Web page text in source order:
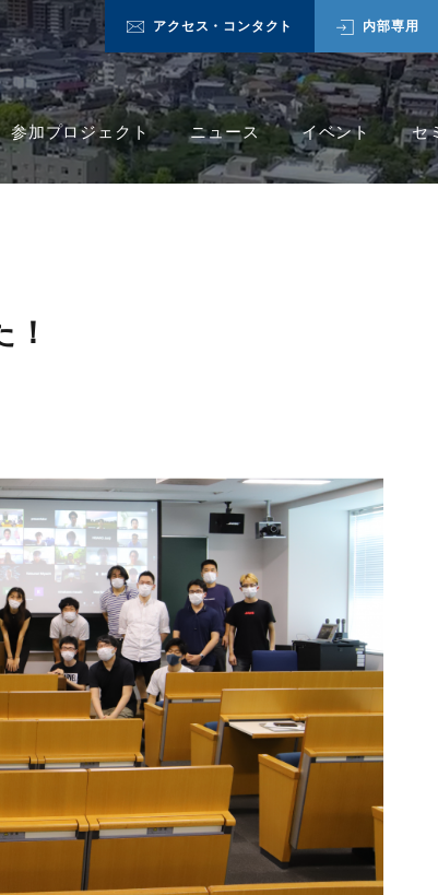
アクセス・コンタクト 内部専用
参加プロジェクト ニュース イベント セ